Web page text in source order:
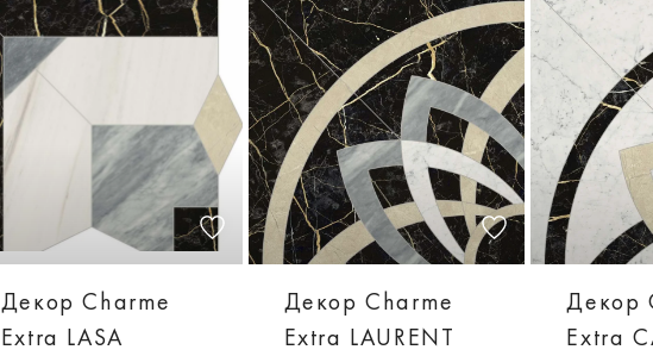
Декор Charme
Extra LASA
Декор Charme
Extra LAURENT
Декор
Extra